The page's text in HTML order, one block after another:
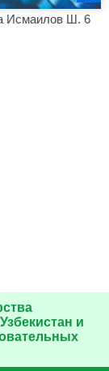
Исмаилов Ш. 6
и